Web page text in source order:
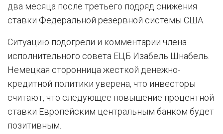
два месяца после третьего подряд снижения
ставки Федеральной резервной системы США.
Ситуацию подогрели и комментарии члена
исполнительного совета ЕЦБ Изабель Шнабель.
Немецкая сторонница жесткой денежно-
кредитной политики уверена, что инвесторы
считают, что следующее повышение процентной
ставки Европейским центральным банком будет
позитивным.